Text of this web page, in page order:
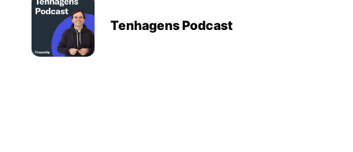
Tenhagens Podcast